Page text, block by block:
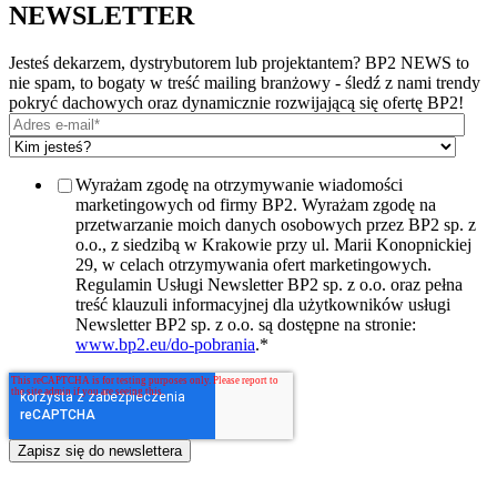
NEWSLETTER
Jesteś dekarzem, dystrybutorem lub projektantem? BP2 NEWS to
nie spam, to bogaty w treść mailing branżowy - śledź z nami trendy
pokryć dachowych oraz dynamicznie rozwijającą się ofertę BP2!
Wyrażam zgodę na otrzymywanie wiadomości
marketingowych od firmy BP2. Wyrażam zgodę na
przetwarzanie moich danych osobowych przez BP2 sp. z
o.o., z siedzibą w Krakowie przy ul. Marii Konopnickiej
29, w celach otrzymywania ofert marketingowych.
Regulamin Usługi Newsletter BP2 sp. z o.o. oraz pełna
treść klauzuli informacyjnej dla użytkowników usługi
Newsletter BP2 sp. z o.o. są dostępne na stronie:
www.bp2.eu/do-pobrania.*